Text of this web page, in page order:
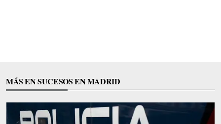
MÁS EN SUCESOS EN MADRID